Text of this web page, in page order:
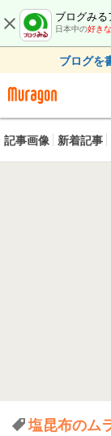
ブログみる
日本中の好き
ブログを
記事画像 新着記事
塩昆布のム